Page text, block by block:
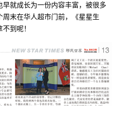
就成长为一份内容丰富，被很多
末在华人超市门前，《星星生
到呢！